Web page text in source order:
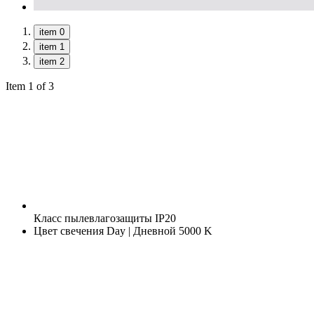
item 0
item 1
item 2
Item 1 of 3
Класс пылевлагозащиты IP20
Цвет свечения Day | Дневной 5000 K